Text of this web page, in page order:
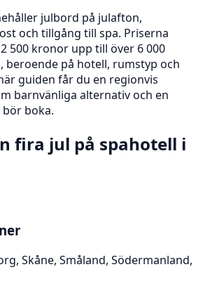
julbord på julafton,
och tillgång till spa. Priserna
500 kronor upp till över 6 000
beroende på hotell, rumstyp och
guiden får du en regionvis
barnvänliga alternativ och en
boka.
fira jul på spahotell i
Skåne, Småland, Södermanland,